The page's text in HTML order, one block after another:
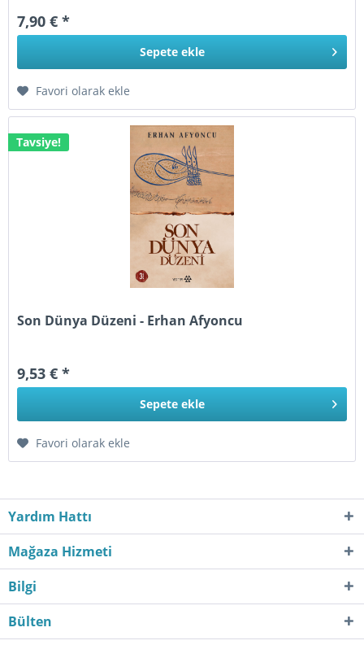
7,90 € *
Sepete ekle
Favori olarak ekle
Tavsiye!
Son Dünya Düzeni - Erhan Afyoncu
9,53 € *
Sepete ekle
Favori olarak ekle
Yardım Hattı
Mağaza Hizmeti
Bilgi
Bülten